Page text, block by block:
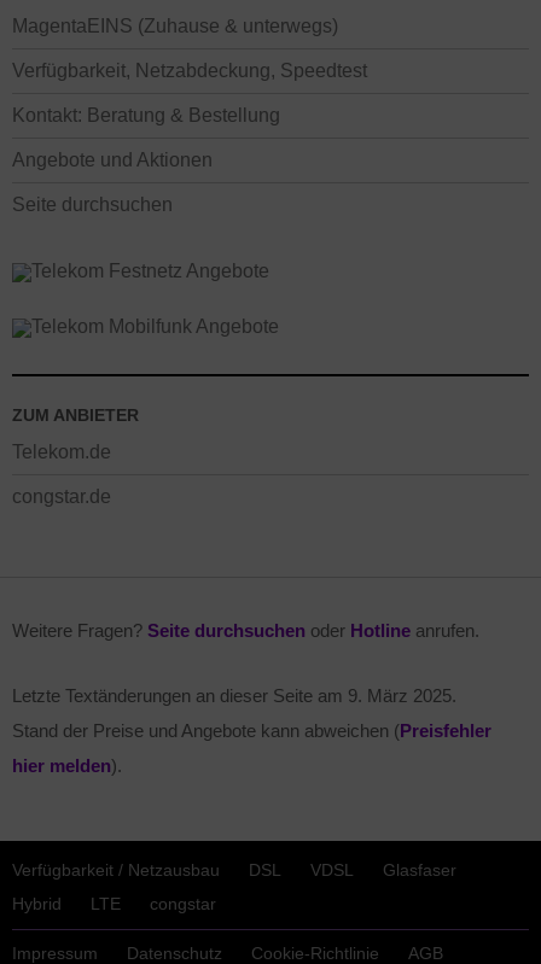
MagentaEINS (Zuhause & unterwegs)
Verfügbarkeit, Netzabdeckung, Speedtest
Kontakt: Beratung & Bestellung
Angebote und Aktionen
Seite durchsuchen
ZUM ANBIETER
Telekom.de
congstar.de
Weitere Fragen? Seite durchsuchen oder Hotline anrufen.
Letzte Textänderungen an dieser Seite am 9. März 2025.
Stand der Preise und Angebote kann abweichen (Preisfehler
hier melden).
Verfügbarkeit / Netzausbau DSL VDSL
Glasfaser
Hybrid
LTE congstar
Impressum Datenschutz Cookie-Richtlinie AGB